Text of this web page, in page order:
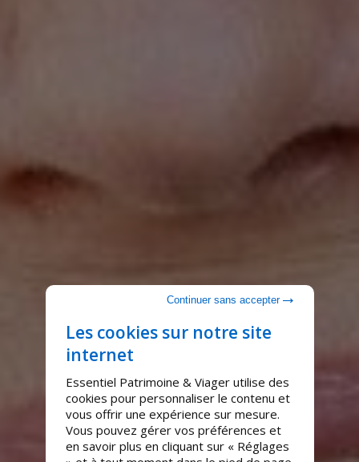
Les cookies sur notre site
internet
Essentiel Patrimoine & Viager utilise des
cookies pour personnaliser le contenu et
vous offrir une expérience sur mesure.
Vous pouvez gérer vos préférences et
en savoir plus en cliquant sur « Réglages
Continuer sans accepter